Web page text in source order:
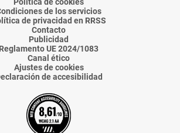
de los servicios
de privacidad en RRSS
Contacto
Publicidad
Reglamento UE 2024/1083
Canal ético
Ajustes de cookies
de accesibilidad